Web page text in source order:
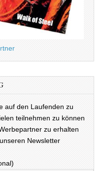
auf den Laufenden zu
teilnehmen zu können
zu erhalten
Newsletter